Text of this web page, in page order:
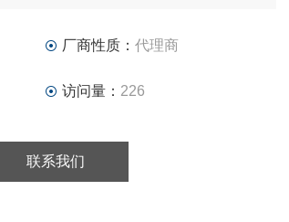
厂商性质： 代理商
访问量： 226
联系我们